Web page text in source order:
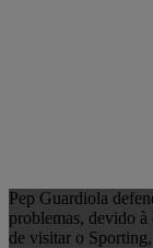
Pep Guardiola
problemas, devido à
de visitar o